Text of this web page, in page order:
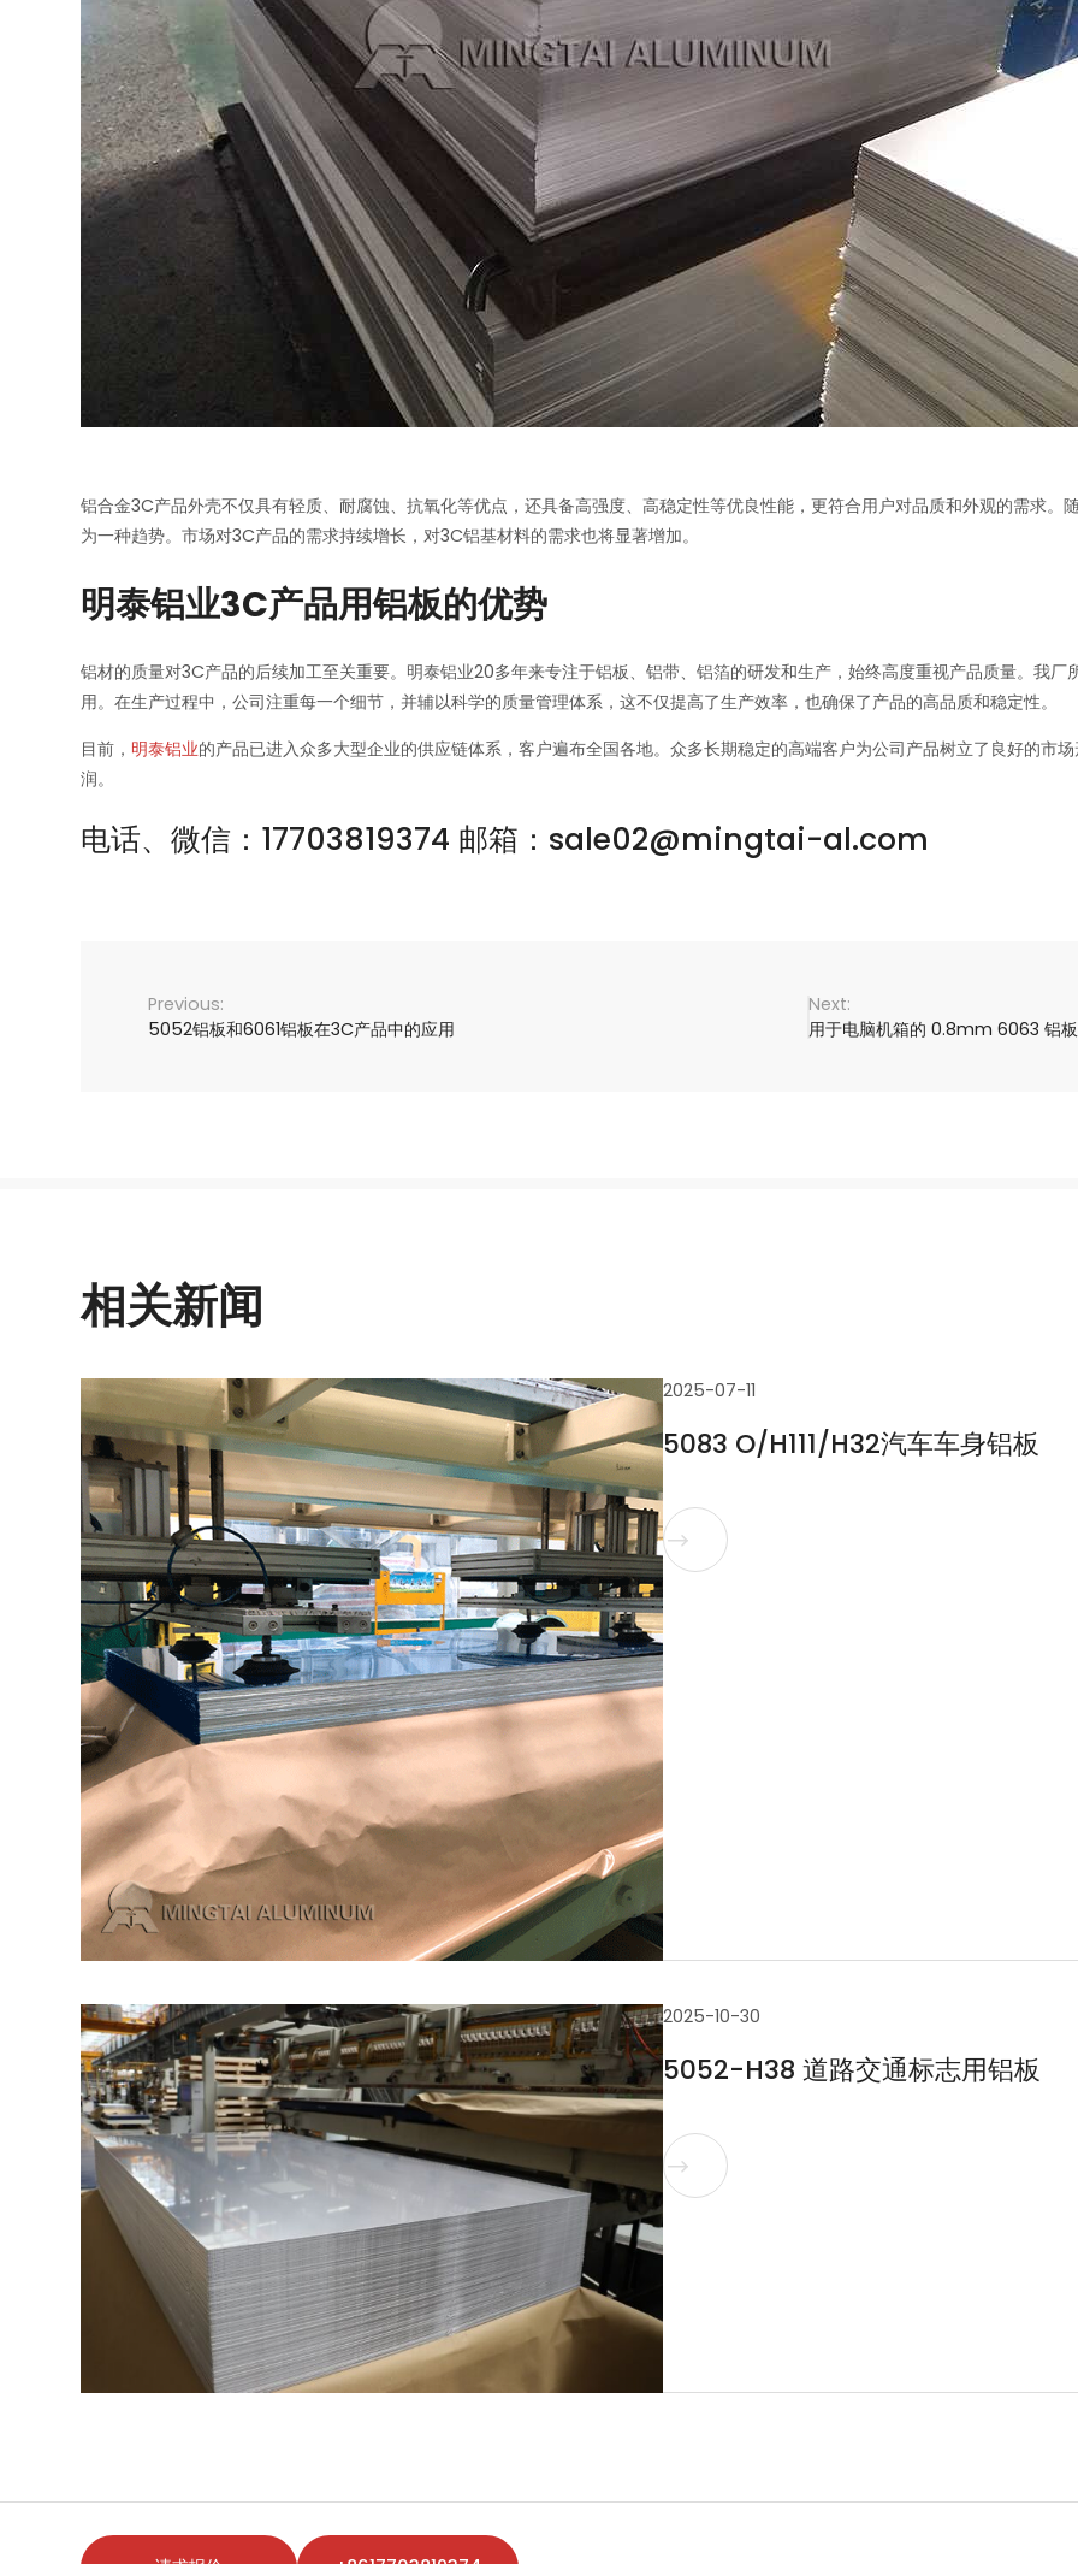
铝合金3C产品外壳不仅具有轻质、耐腐蚀、抗氧化等优点，还具备高强度、高稳定性等优良性能，更符合用户对品质和外观的需求
为一种趋势。市场对3C产品的需求持续增长，对3C铝基材料的需求也将显著增加。
明泰铝业3C产品用铝板的优势
铝材的质量对3C产品的后续加工至关重要。明泰铝业20多年来专注于铝板、铝带、铝箔的研发和生产，始终高度重视产品质量。我
用。在生产过程中，公司注重每一个细节，并辅以科学的质量管理体系，这不仅提高了生产效率，也确保了产品的高品质和稳定性。
目前， 明泰铝业的产品已进入众多大型企业的供应链体系，客户遍布全国各地。众多长期稳定的高端客户为公司产品树立了良好的市
润。
电话、微信：17703819374 邮箱：sale02@mingtai-al.com
5052铝板和6061铝板在3C产品中的应用 用于电脑机箱的 0.8mm 6063 铝板
相关新闻
2025-07-11
5083 O/H111/H32汽车车身铝板

2025-10-30
5052-H38 道路交通标志用铝板
